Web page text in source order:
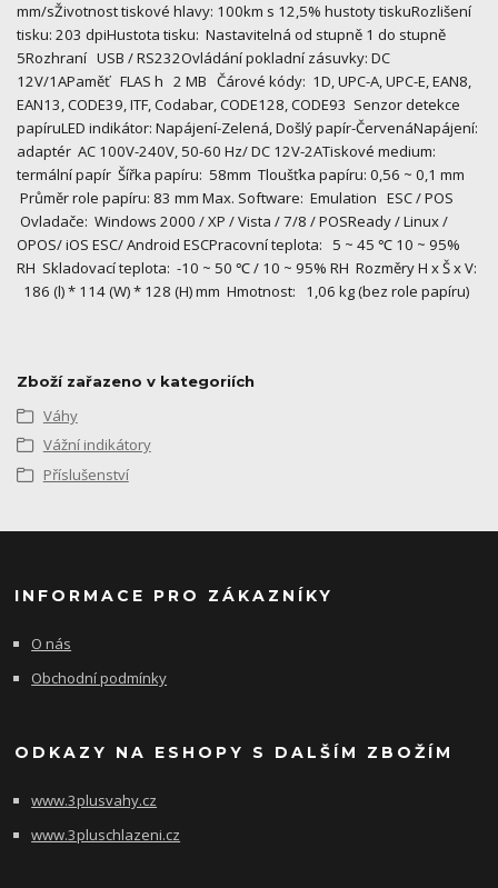
mm/sŽivotnost tiskové hlavy: 100km s 12,5% hustoty tiskuRozlišení
tisku: 203 dpiHustota tisku: Nastavitelná od stupně 1 do stupně
5Rozhraní USB / RS232Ovládání pokladní zásuvky: DC
12V/1APaměť FLAS h 2 MB Čárové kódy: 1D, UPC-A, UPC-E, EAN8,
EAN13, CODE39, ITF, Codabar, CODE128, CODE93 Senzor detekce
papíruLED indikátor: Napájení-Zelená, Došlý papír-ČervenáNapájení:
adaptér AC 100V-240V, 50-60 Hz/ DC 12V-2ATiskové medium:
termální papír Šířka papíru: 58mm Tloušťka papíru: 0,56 ~ 0,1 mm
Průměr role papíru: 83 mm Max. Software: Emulation ESC / POS
Ovladače: Windows 2000 / XP / Vista / 7/8 / POSReady / Linux /
OPOS/ iOS ESC/ Android ESCPracovní teplota: 5 ~ 45 ℃ 10 ~ 95%
RH Skladovací teplota: -10 ~ 50 ℃ / 10 ~ 95% RH Rozměry H x Š x V:
186 (l) * 114 (W) * 128 (H) mm Hmotnost: 1,06 kg (bez role papíru)
Zboží zařazeno v kategoriích
Váhy
Vážní indikátory
Příslušenství
INFORMACE PRO ZÁKAZNÍKY
O nás
Obchodní podmínky
ODKAZY NA ESHOPY S DALŠÍM ZBOŽÍM
www.3plusvahy.cz
www.3pluschlazeni.cz